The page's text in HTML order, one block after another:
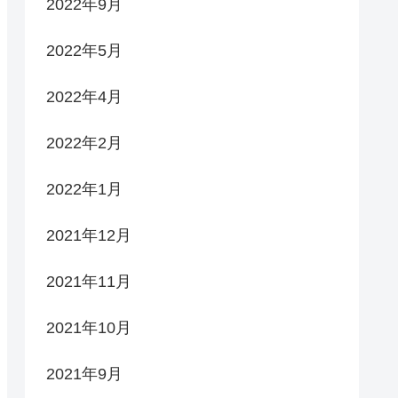
2022年9月
2022年5月
2022年4月
2022年2月
2022年1月
2021年12月
2021年11月
2021年10月
2021年9月